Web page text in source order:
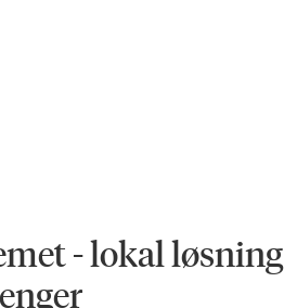
- lokal løsning